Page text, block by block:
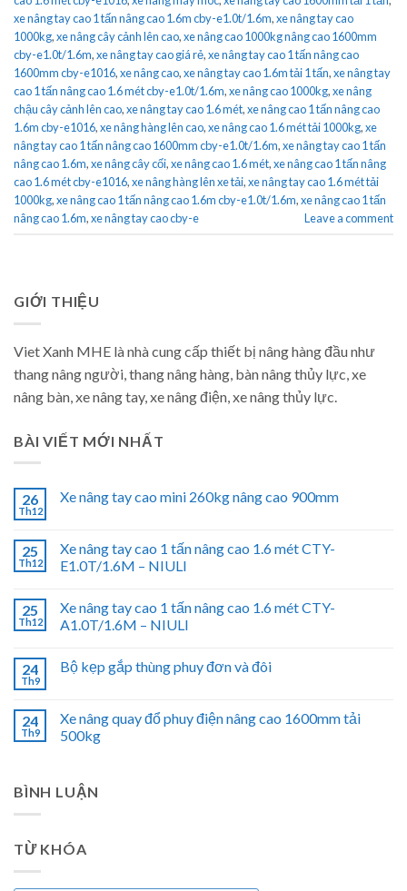
xe nâng tay cao 1 tấn nâng cao 1.6m cby-e1.0t/1.6m,xe nâng tay cao
1000kg,xe nâng cây cảnh lên cao,xe nâng cao 1000kg nâng cao 1600mm
cby-e1.0t/1.6m,xe nâng tay cao giá rẻ,xe nâng tay cao 1 tấn nâng cao
1600mm cby-e1016,xe nâng cao,xe nâng tay cao 1.6m tải 1 tấn,xe nâng tay
cao 1 tấn nâng cao 1.6 mét cby-e1.0t/1.6m,xe nâng cao 1000kg,xe nâng
chậu cây cảnh lên cao,xe nâng tay cao 1.6 mét,xe nâng cao 1 tấn nâng cao
1.6m cby-e1016,xe nâng hàng lên cao,xe nâng cao 1.6 mét tải 1000kg,xe
nâng tay cao 1 tấn nâng cao 1600mm cby-e1.0t/1.6m,xe nâng tay cao 1 tấn
nâng cao 1.6m,xe nâng cây cối,xe nâng cao 1.6 mét,xe nâng cao 1 tấn nâng
cao 1.6 mét cby-e1016,xe nâng hàng lên xe tải,xe nâng tay cao 1.6 mét tải
1000kg,xe nâng cao 1 tấn nâng cao 1.6m cby-e1.0t/1.6m,xe nâng cao 1 tấn
nâng cao 1.6m,xe nâng tay cao cby-e Leave a comment
GIỚI THIỆU
Viet Xanh MHE là nhà cung cấp thiết bị nâng hàng đầu như
thang nâng người, thang nâng hàng, bàn nâng thủy lực, xe
nâng bàn, xe nâng tay, xe nâng điện, xe nâng thủy lực.
BÀI VIẾT MỚI NHẤT
26
Th12
Xe nâng tay cao mini 260kg nâng cao 900mm
25
Th12
Xe nâng tay cao 1 tấn nâng cao 1.6 mét CTY-
E1.0T/1.6M – NIULI
25
Th12
Xe nâng tay cao 1 tấn nâng cao 1.6 mét CTY-
A1.0T/1.6M – NIULI
24
Th9
Bộ kẹp gắp thùng phuy đơn và đôi
24
Th9
Xe nâng quay đổ phuy điện nâng cao 1600mm tải
500kg
BÌNH LUẬN
TỪ KHÓA